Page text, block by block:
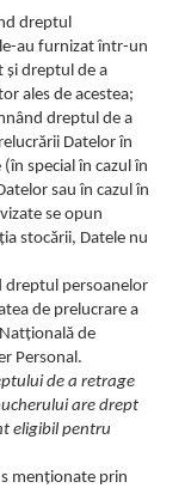
dreptul
au furnizat într-un
dreptul de a
ales de acestea;
dreptul de a
Datelor în
special în cazul în
sau în cazul în
se opun
stocării, Datele nu
dreptul persoanelor
de prelucrare a
de
Personal.
de a retrage
are drept
eligibil pentru
menționate prin